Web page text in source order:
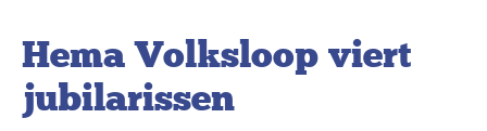
Hema Volksloop viert
jubilarissen